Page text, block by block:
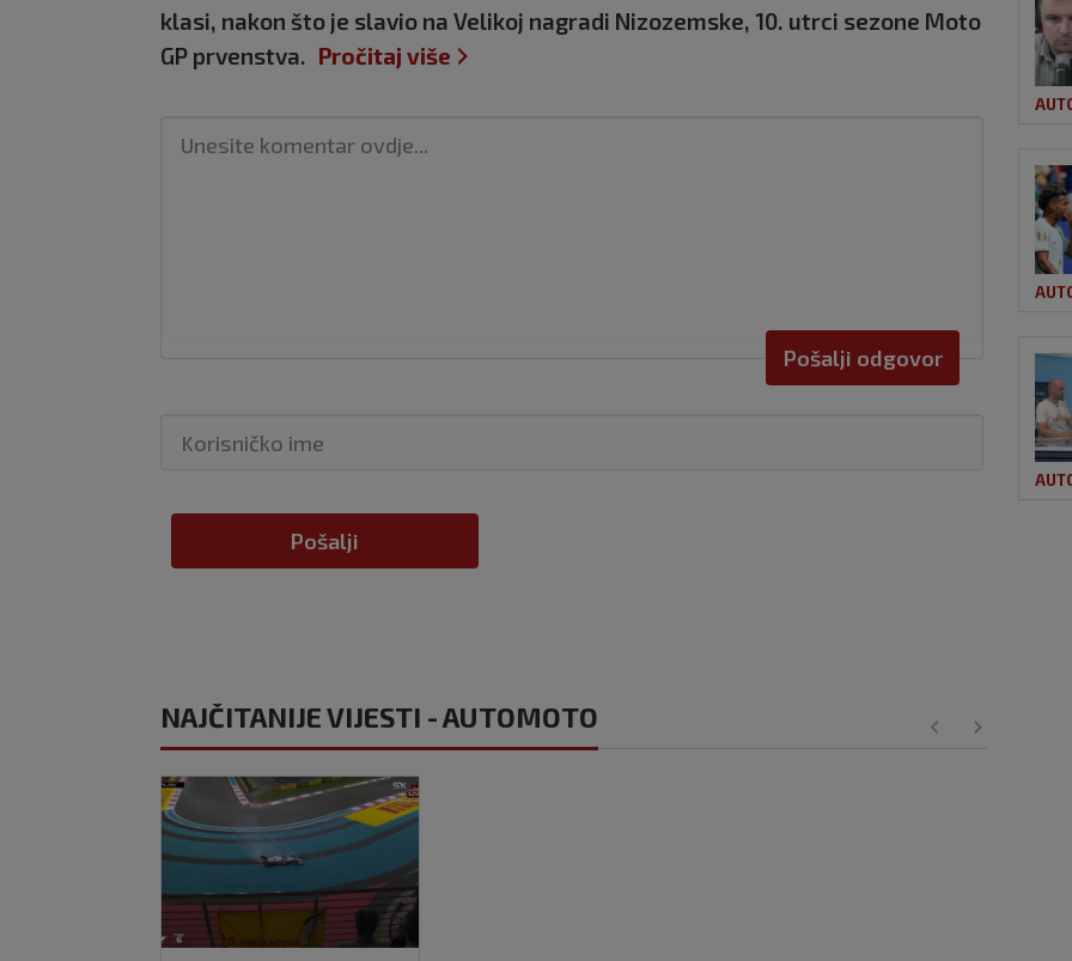
klasi, nakon što je slavio na Velikoj nagradi Nizozemske, 10. utrci sezone Moto
GP prvenstva. Pročitaj više
Pošalji odgovor
Pošalji
NAJČITANIJE VIJESTI - AUTOMOTO